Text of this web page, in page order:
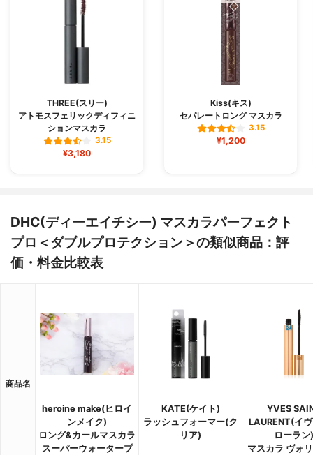
THREE(スリー)
アトモスフェリックディフィニ
ションマスカラ
3.15
¥3,180
Kiss(キス)
セパレートロング マスカラ
3.15
¥1,200
DHC(ディーエイチシー) マスカラパーフェクト
プロ＜ダブルプロテクション＞の類似商品：評
価・料金比較表
商品名
heroine make(ヒロイ
ンメイク)
ロング&カールマスカラ
スーパーウォータープ
KATE(ケイト)
ラッシュフォーマー(ク
リア)
YVES
LAURENT(イ
ローラン)
マスカラ ヴォ